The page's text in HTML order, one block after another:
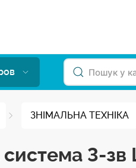
ЗНІМАЛЬНА ТЕХНІКА
3-зв